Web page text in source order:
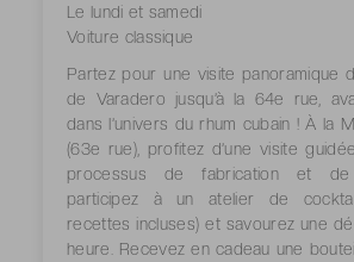
Le lundi et samedi
Voiture classique
Partez pour une visite panoramique
de Varadero jusqu’à la 64e rue,
dans l’univers du rhum cubain ! À la
(63e rue), profitez d’une visite
processus de fabrication et de
participez à un atelier de
recettes incluses) et savourez une
heure. Recevez en cadeau une